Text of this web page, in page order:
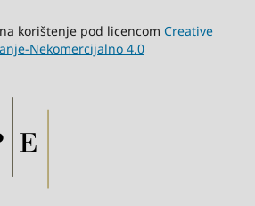
korištenje pod licencom Creative
Nekomercijalno 4.0